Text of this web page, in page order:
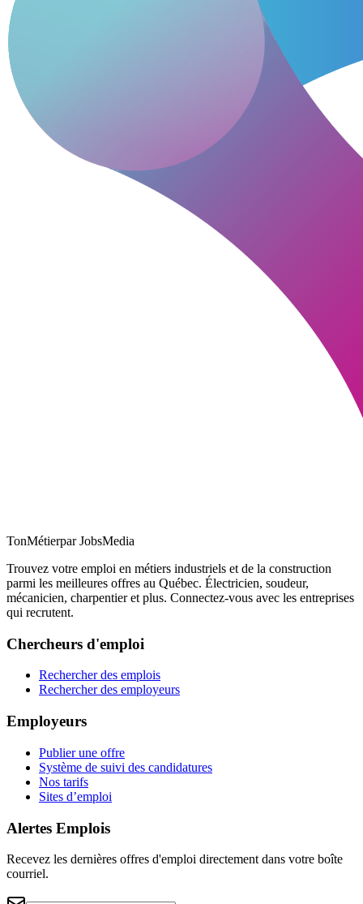
TonMétierpar JobsMedia
Trouvez votre emploi en métiers industriels et de la construction
parmi les meilleures offres au Québec. Électricien, soudeur,
mécanicien, charpentier et plus. Connectez-vous avec les entreprises
qui recrutent.
Chercheurs d'emploi
Rechercher des emplois
Rechercher des employeurs
Employeurs
Publier une offre
Système de suivi des candidatures
Nos tarifs
Sites d’emploi
Alertes Emplois
Recevez les dernières offres d'emploi directement dans votre boîte
courriel.